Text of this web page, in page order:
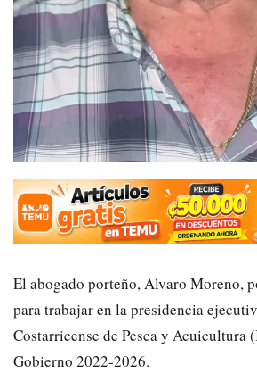
El abogado porteño, Alvaro Moreno,
para trabajar en la presidencia
Costarricense de Pesca y Acuicultura
Gobierno 2022-2026.